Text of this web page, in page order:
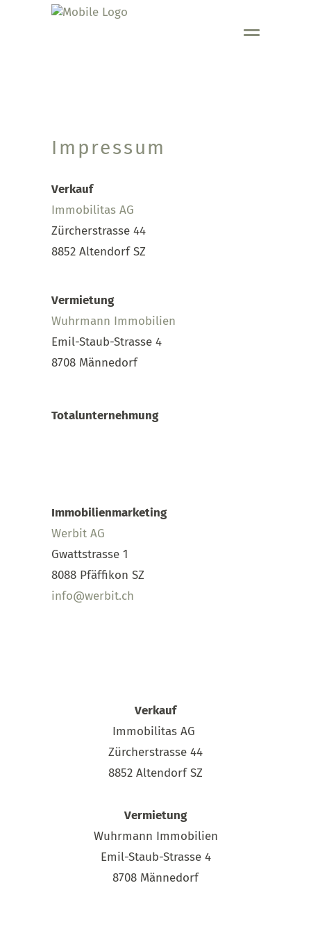
Impressum
Verkauf
Immobilitas AG
Zürcherstrasse 44
8852 Altendorf SZ
Vermietung
Wuhrmann Immobilien
Emil-Staub-Strasse 4
8708 Männedorf
Totalunternehmung
Immobilienmarketing
Werbit AG
Gwattstrasse 1
8088 Pfäffikon SZ
info@werbit.ch
Verkauf
Immobilitas AG
Zürcherstrasse 44
8852 Altendorf SZ
Vermietung
Wuhrmann Immobilien
Emil-Staub-Strasse 4
8708 Männedorf